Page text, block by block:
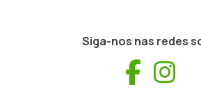
Siga-nos nas redes